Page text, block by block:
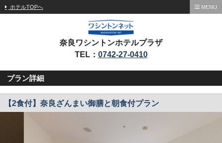
ホテルTOPへ MENU
奈良ワシントンホテルプラザ
TEL： 0742-27-0410
プラン詳細
【2食付】奈良ざんまい御膳と朝食付プラン